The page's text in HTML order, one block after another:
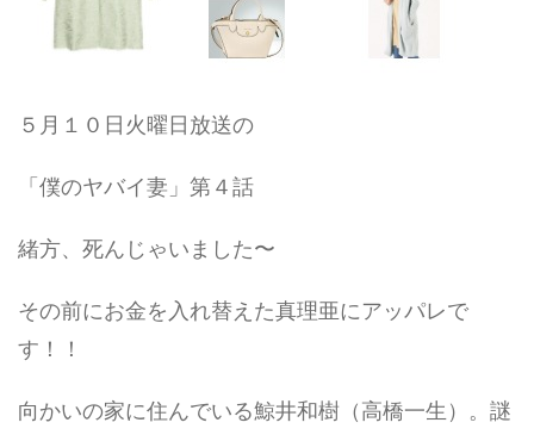
５月１０日火曜日放送の
「僕のヤバイ妻」第４話
緒方、死んじゃいました〜
その前にお金を入れ替えた真理亜にアッパレで
す！！
向かいの家に住んでいる鯨井和樹（高橋一生）。謎